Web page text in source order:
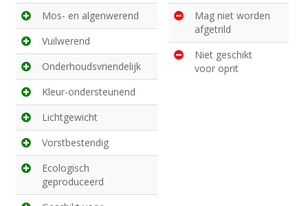
Mos- en algenwerend
Vuilwerend
Onderhoudsvriendelijk
Kleur-ondersteunend
Lichtgewicht
Vorstbestendig
Ecologisch
geproduceerd
Mag niet worden
afgetrild
Niet geschikt
voor oprit